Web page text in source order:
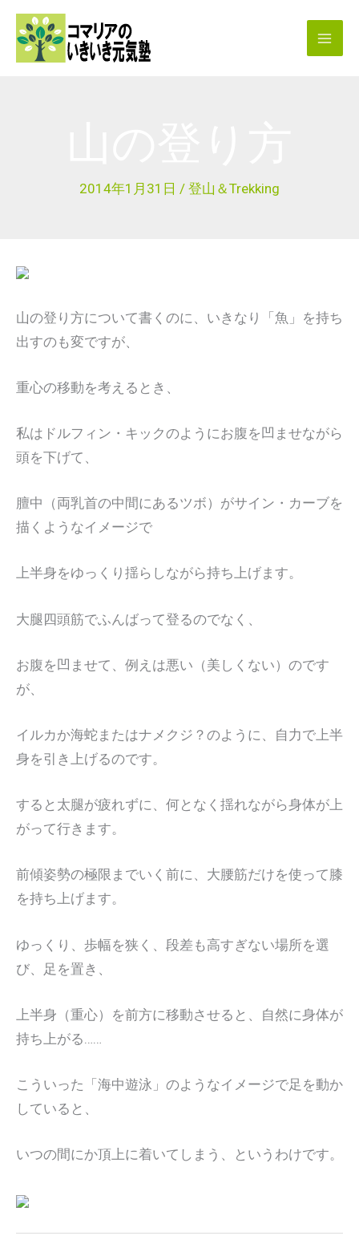
2014年1月31日 / 登山＆Trekking
山の登り方について書くのに、いきなり「魚」を持ち
出すのも変ですが、
重心の移動を考えるとき、
私はドルフィン・キックのようにお腹を凹ませながら
頭を下げて、
膻中（両乳首の中間にあるツボ）がサイン・カーブを
描くようなイメージで
上半身をゆっくり揺らしながら持ち上げます。
大腿四頭筋でふんばって登るのでなく、
お腹を凹ませて、例えは悪い（美しくない）のです
が、
イルカか海蛇またはナメクジ？のように、自力で上半
身を引き上げるのです。
すると太腿が疲れずに、何となく揺れながら身体が上
がって行きます。
前傾姿勢の極限までいく前に、大腰筋だけを使って膝
を持ち上げます。
ゆっくり、歩幅を狭く、段差も高すぎない場所を選
び、足を置き、
上半身（重心）を前方に移動させると、自然に身体が
持ち上がる……
こういった「海中遊泳」のようなイメージで足を動か
していると、
いつの間にか頂上に着いてしまう、というわけです。